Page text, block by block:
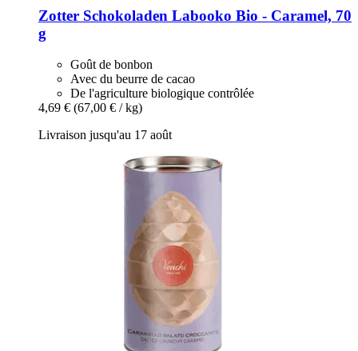
Zotter Schokoladen Labooko Bio -​ Caramel, 70
g
Goût de bonbon
Avec du beurre de cacao
De l'agriculture biologique contrôlée
4,69 € (67,00 € / kg)
Livraison jusqu'au 17 août